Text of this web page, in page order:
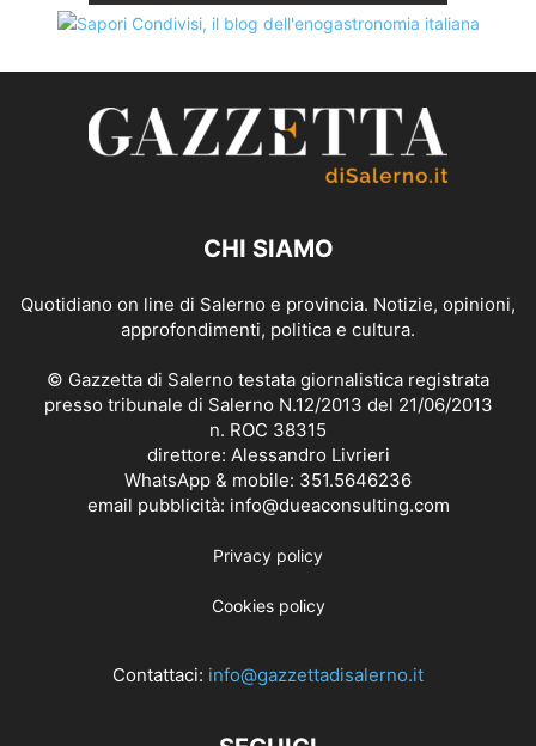
CHI SIAMO
Quotidiano on line di Salerno e provincia. Notizie, opinioni,
approfondimenti, politica e cultura.
© Gazzetta di Salerno testata giornalistica registrata
presso tribunale di Salerno N.12/2013 del 21/06/2013
n. ROC 38315
direttore: Alessandro Livrieri
WhatsApp & mobile: 351.5646236
email pubblicità: info@dueaconsulting.com
Privacy policy
Cookies policy
Contattaci: info@gazzettadisalerno.it